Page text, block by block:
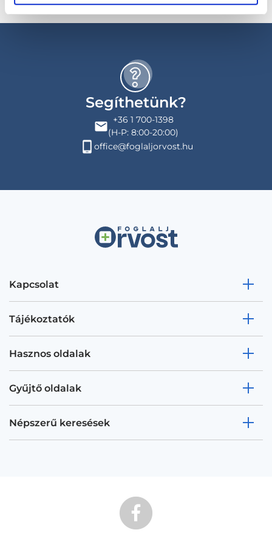
Segíthetünk?
+36 1 700-1398
(H-P: 8:00-20:00)
office@foglaljorvost.hu
Kapcsolat
Tájékoztatók
Hasznos oldalak
Gyűjtő oldalak
Népszerű keresések